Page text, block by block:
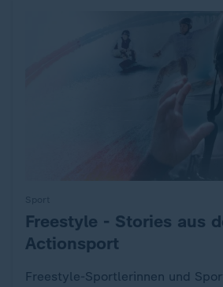
:Freestyle - Stories aus
Actionsport
Freestyle-Sportlerinnen und